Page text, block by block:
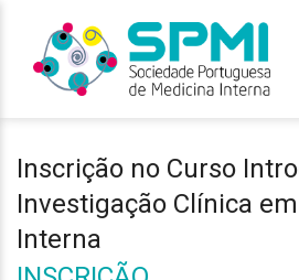
Inscrição no Curso
Investigação Clínica
Interna